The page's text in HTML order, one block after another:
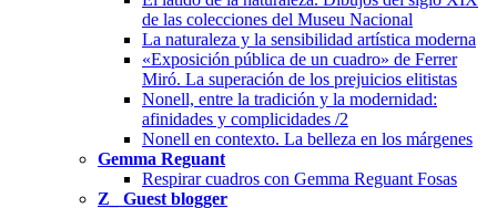
de las colecciones del Museu Nacional
La naturaleza y la sensibilidad artística moderna
«Exposición pública de un cuadro» de Ferrer
Miró. La superación de los prejuicios elitistas
Nonell, entre la tradición y la modernidad:
afinidades y complicidades /2
Nonell en contexto. La belleza en los márgenes
Gemma Reguant
Respirar cuadros con Gemma Reguant Fosas
Z_ Guest blogger